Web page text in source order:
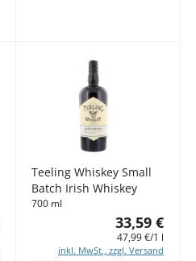
Teeling Whiskey Small
Batch Irish Whiskey
700 ml
33,59 €
47,99 €/1 l
inkl. MwSt., zzgl. Versand